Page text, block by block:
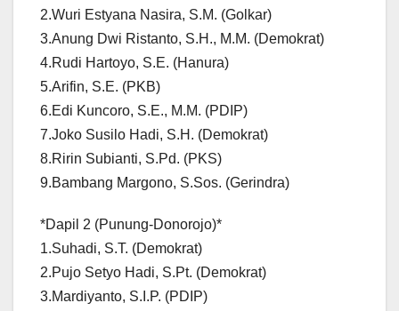
2.Wuri Estyana Nasira, S.M. (Golkar)
3.Anung Dwi Ristanto, S.H., M.M. (Demokrat)
4.Rudi Hartoyo, S.E. (Hanura)
5.Arifin, S.E. (PKB)
6.Edi Kuncoro, S.E., M.M. (PDIP)
7.Joko Susilo Hadi, S.H. (Demokrat)
8.Ririn Subianti, S.Pd. (PKS)
9.Bambang Margono, S.Sos. (Gerindra)
*Dapil 2 (Punung-Donorojo)*
1.Suhadi, S.T. (Demokrat)
2.Pujo Setyo Hadi, S.Pt. (Demokrat)
3.Mardiyanto, S.I.P. (PDIP)